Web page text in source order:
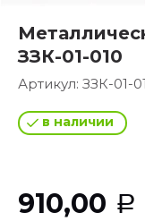
ЗЗК-01-010
Артикул: ЗЗК-01-
в наличии
910,00 Р